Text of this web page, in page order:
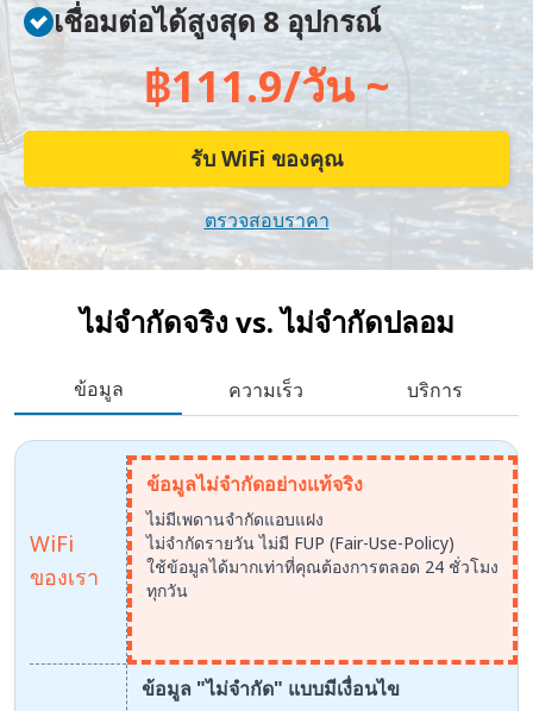
เชื่อมต่อได้สูงสุด 8 อุปกรณ์
฿111.9/วัน ~
รับ WiFi ของคุณ
ตรวจสอบราคา
ไม่จำกัดจริง vs.ไม่จำกัดปลอม
ข้อมูล ความเร็ว บริการ
WiFi
ของเรา
ข้อมูลไม่จำกัดอย่างแท้จริง
ไม่มีเพดานจำกัดแอบแฝง
ไม่จำกัดรายวัน ไม่มี FUP (Fair-Use-Policy)
ใช้ข้อมูลได้มากเท่าที่คุณต้องการตลอด 24 ชั่วโมง
ทุกวัน
ข้อมูล "ไม่จำกัด" แบบมีเงื่อนไข